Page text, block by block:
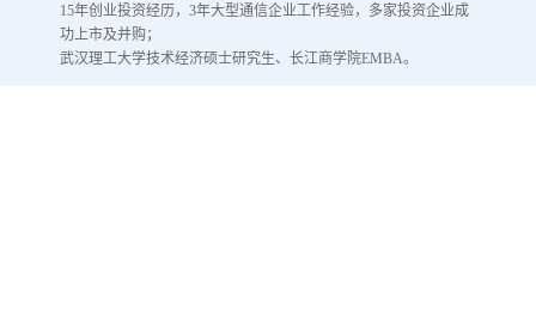
15年创业投资经历，3年大型通信企业工作经验，多家投资企业成
功上市及并购；
武汉理工大学技术经济硕士研究生、长江商学院EMBA。